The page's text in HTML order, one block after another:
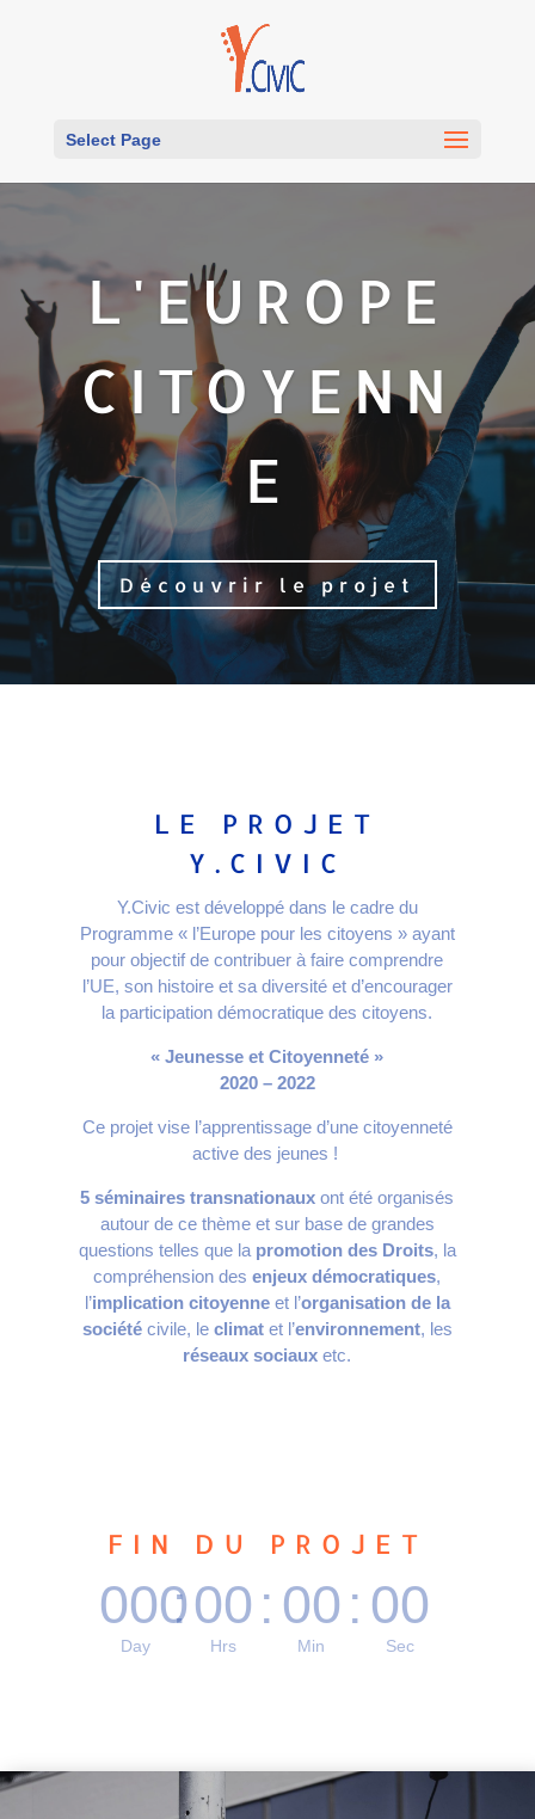
Select Page
L'EUROPE
CITOYENN
E
Découvrir le projet
LE PROJET
Y.CIVIC
Y.Civic est développé dans le cadre du
Programme « l’Europe pour les citoyens » ayant
pour objectif de contribuer à faire comprendre
l’UE, son histoire et sa diversité et d’encourager
la participation démocratique des citoyens.
« Jeunesse et Citoyenneté »
2020 – 2022
Ce projet vise l’apprentissage d’une citoyenneté
active des jeunes !
5 séminaires transnationaux ont été organisés
autour de ce thème et sur base de grandes
questions telles que la promotion des Droits, la
compréhension desenjeux démocratiques,
l’implication citoyenneet l’organisation de la
sociétécivile, le climatet l’environnement, les
réseaux sociaux etc.
FIN DU PROJET
000
Day
:00
Hrs
: 00
Min
: 00
Sec